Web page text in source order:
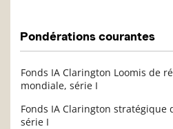
Pondérations courantes
DescriptionValeur liquidative
Fonds IA Clarington Loomis de
mondiale, série I
Fonds IA Clarington stratégique
série I